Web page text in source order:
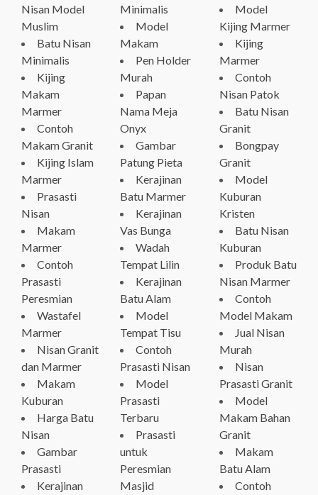
Nisan Model
Muslim
Batu Nisan
Minimalis
Kijing
Makam
Marmer
Contoh
Makam Granit
Kijing Islam
Marmer
Prasasti
Nisan
Makam
Marmer
Contoh
Prasasti
Peresmian
Wastafel
Marmer
Nisan Granit
dan Marmer
Makam
Kuburan
Harga Batu
Nisan
Gambar
Prasasti
Kerajinan
Minimalis
Model
Makam
Pen Holder
Murah
Papan
Nama Meja
Onyx
Gambar
Patung Pieta
Kerajinan
Batu Marmer
Kerajinan
Vas Bunga
Wadah
Tempat Lilin
Kerajinan
Batu Alam
Model
Tempat Tisu
Contoh
Prasasti Nisan
Model
Prasasti
Terbaru
Prasasti
untuk
Peresmian
Masjid
Model
Kijing Marmer
Kijing
Marmer
Contoh
Nisan Patok
Batu Nisan
Granit
Bongpay
Granit
Model
Kuburan
Kristen
Batu Nisan
Kuburan
Produk Batu
Nisan Marmer
Contoh
Model Makam
Jual Nisan
Murah
Nisan
Prasasti Granit
Model
Makam Bahan
Granit
Makam
Batu Alam
Contoh